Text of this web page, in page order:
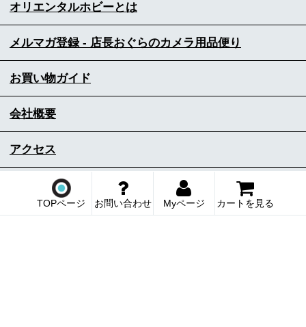
TOPページ お問い合わせ Myページ カートを見る
オリエンタルホビーとは
メルマガ登録 - 店長おぐらのカメラ用品便り
お買い物ガイド
会社概要
アクセス
サイトマップ